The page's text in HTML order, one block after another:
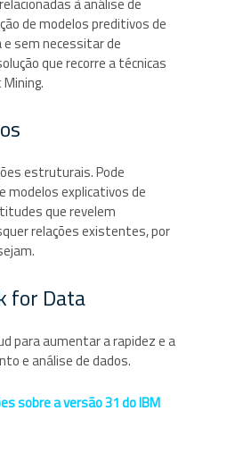
de modelos preditivos de
sem necessitar de
que recorre a técnicas
estruturais. Pode
modelos explicativos de
que revelem
relações existentes, por
for Data
para aumentar a rapidez e a
e análise de dados.
sobre a versão 31 do IBM